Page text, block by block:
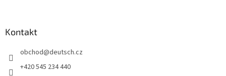
Kontakt
obchod@deutsch.cz
+420 545 234 440